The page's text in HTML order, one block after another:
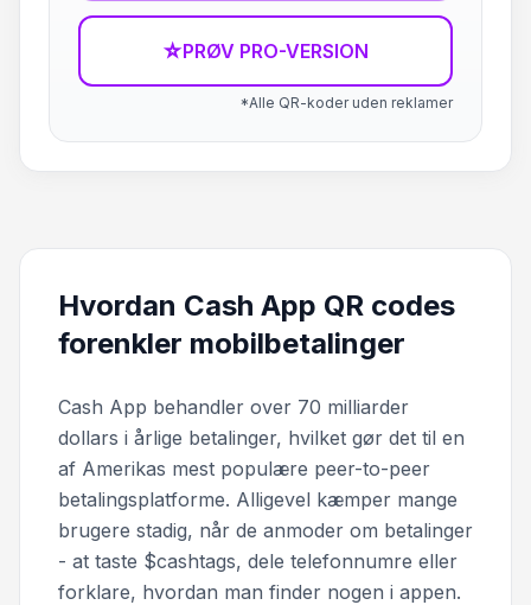
☆PRØV PRO-VERSION
*Alle QR-koder uden reklamer
Hvordan Cash App QR codes
forenkler mobilbetalinger
Cash App behandler over 70 milliarder
dollars i årlige betalinger, hvilket gør det til en
af Amerikas mest populære peer-to-peer
betalingsplatforme. Alligevel kæmper mange
brugere stadig, når de anmoder om betalinger
- at taste $cashtags, dele telefonnumre eller
forklare, hvordan man finder nogen i appen.